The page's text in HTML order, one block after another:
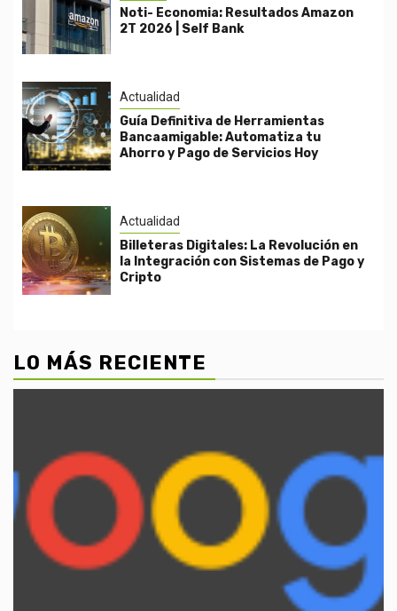
Noti- Economia: Resultados Amazon
2T 2026 | Self Bank
Actualidad
Guía Definitiva de Herramientas
Bancaamigable: Automatiza tu
Ahorro y Pago de Servicios Hoy
Actualidad
Billeteras Digitales: La Revolución en
la Integración con Sistemas de Pago y
Cripto
LO MÁS RECIENTE